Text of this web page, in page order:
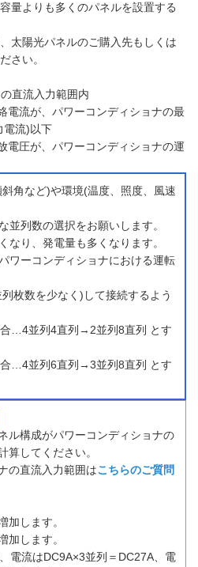
量よりも多くのパネルを設置する
太陽光パネルのご購入先もしくは
さい。
直流入力範囲内
電流が、パワーコンディショナの最
電流)以下
電圧が、パワーコンディショナの運
角など)や環境(温度、照度、風速
並列数の選択をお願いします。
なり、発電量も多くなります。
ワーコンディショナにおける運転
枚数を少なく)して接続するよう
…4並列4直列→2並列8直列 とす
並列6直列→3並列8直列 とす
ル構成がパワーコンディショナの
算してください。
の直流入力範囲はこちらのご質問
加します。
加します。
電流はDC9A×3並列＝DC27A、電